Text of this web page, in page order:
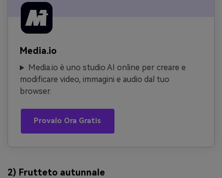
Media.io
Media.io è uno studio AI online per creare e
modificare video, immagini e audio dal tuo
browser.
Provalo Ora Gratis
2) Frutteto autunnale